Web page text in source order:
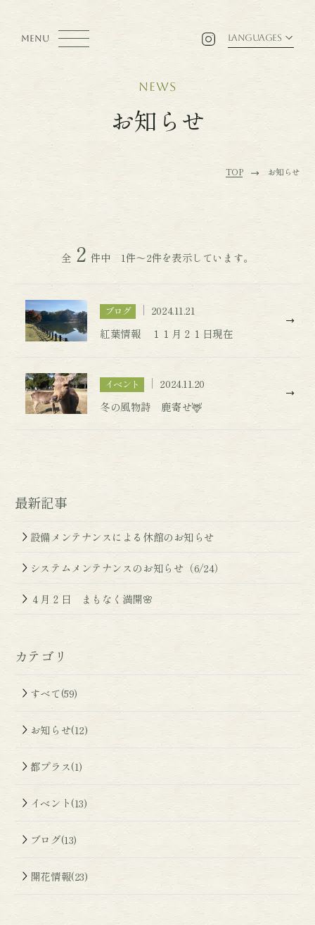
MENU LANGUAGES
お知らせ
news
TOP お知らせ
全 2 件中 1件～2件を表示しています。
ブログ
2024.11.21
紅葉情報 １１月２１日現在
イベント
2024.11.20
冬の風物詩 鹿寄せ🦌
最新記事
設備メンテナンスによる休館のお知らせ
システムメンテナンスのお知らせ（6/24）
４月２日 まもなく満開🌸
カテゴリ
すべて(59)
お知らせ(12)
都プラス(1)
イベント(13)
ブログ(13)
開花情報(23)